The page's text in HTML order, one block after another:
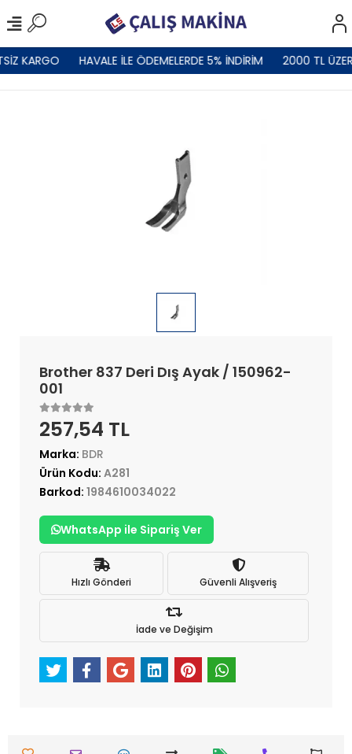
KARGO HAVALE İLE ÖDEMELERDE 5% İNDİRİM 2000 TL
Brother 837 Deri Dış Ayak / 150962-
001
257,54 TL
Marka: BDR
Ürün Kodu: A281
Barkod: 1984610034022
WhatsApp ile Sipariş Ver
Hızlı Gönderi Güvenli Alışveriş
İade ve Değişim